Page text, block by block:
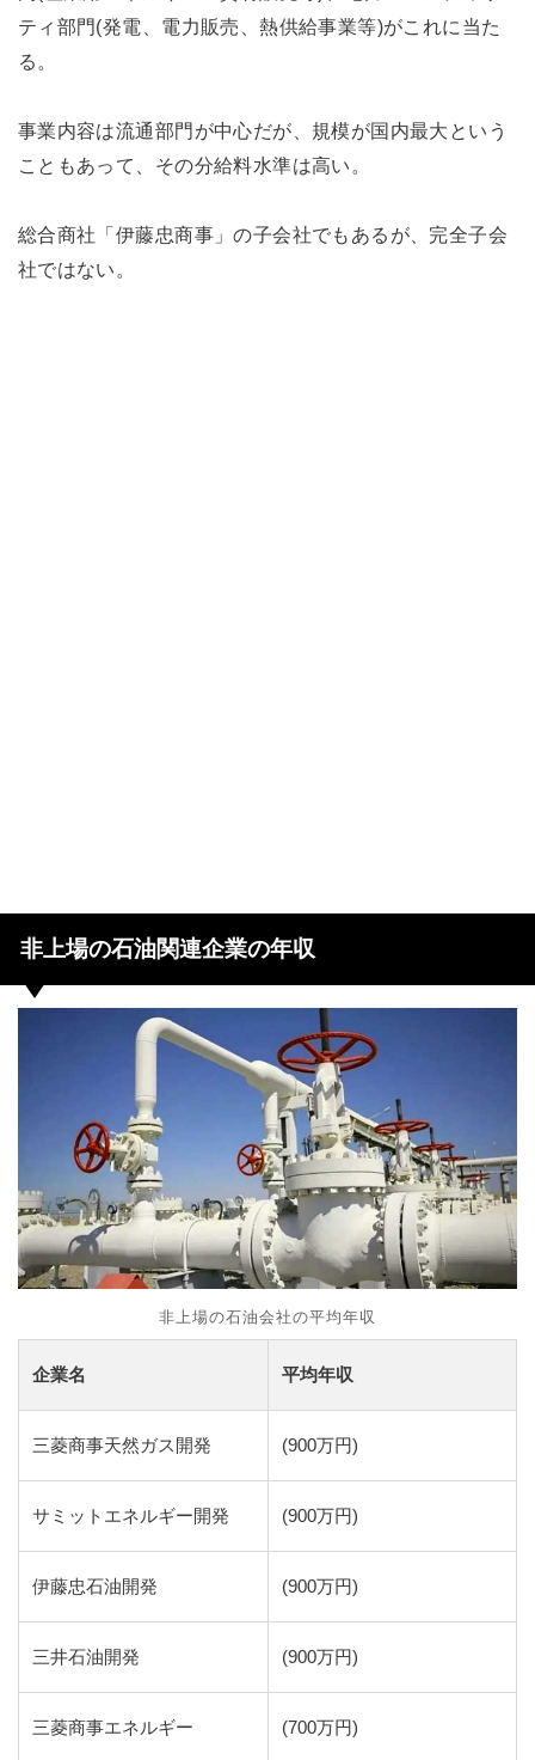
ティ部門(発電、電力販売、熱供給事業等)がこれに当た
る。
事業内容は流通部門が中心だが、規模が国内最大という
こともあって、その分給料水準は高い。
総合商社「伊藤忠商事」の子会社でもあるが、完全子会
社ではない。
非上場の石油関連企業の年収
非上場の石油会社の平均年収
企業名 平均年収
三菱商事天然ガス開発 (900万円)
サミットエネルギー開発 (900万円)
伊藤忠石油開発 (900万円)
三井石油開発 (900万円)
三菱商事エネルギー (700万円)